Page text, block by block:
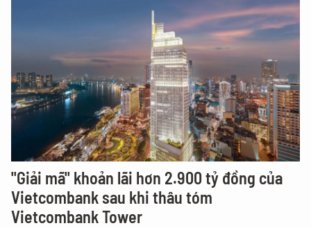
"Giải mã" khoản lãi hơn 2.900 tỷ đồng của
Vietcombank sau khi thâu tóm
Vietcombank Tower